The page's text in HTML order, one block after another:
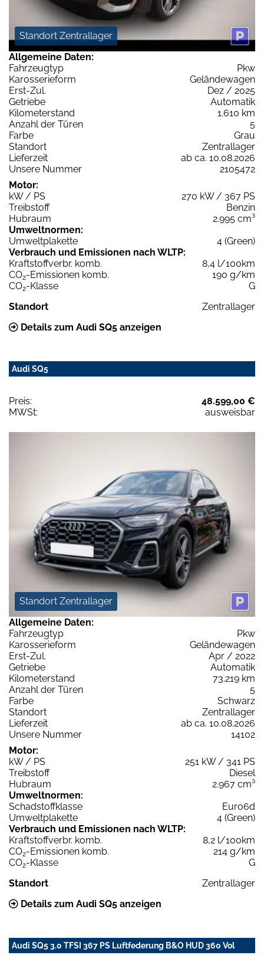
Standort Zentrallager
Allgemeine Daten:
Fahrzeugtyp
Pkw
Karosserieform
Geländewagen
Erst-Zul.
Dez / 2025
Getriebe
Automatik
Kilometerstand
1.610 km
Anzahl der Türen
5
Farbe
Grau
Standort
Zentrallager
Lieferzeit
ab ca. 10.08.2026
Unsere Nummer
2105472
Motor:
kW / PS
270 kW / 367 PS
Treibstoff
Benzin
Hubraum
2.995 cm³
Umweltnormen:
Umweltplakette
4 (Green)
Verbrauch und Emissionen nach WLTP:
Kraftstoffverbr. komb.
8,4 l/100km
CO2-Emissionen komb.
190 g/km
CO2-Klasse
G
Standort
Zentrallager
Details zum Audi SQ5 anzeigen
Audi SQ5
Preis:
48.599,00 €
MWSt:
ausweisbar
Standort Zentrallager
Allgemeine Daten:
Fahrzeugtyp
Pkw
Karosserieform
Geländewagen
Erst-Zul.
Apr / 2022
Getriebe
Automatik
Kilometerstand
73.219 km
Anzahl der Türen
5
Farbe
Schwarz
Standort
Zentrallager
Lieferzeit
ab ca. 10.08.2026
Unsere Nummer
14102
Motor:
kW / PS
251 kW / 341 PS
Treibstoff
Diesel
Hubraum
2.967 cm³
Umweltnormen:
Schadstoffklasse
Euro6d
Umweltplakette
4 (Green)
Verbrauch und Emissionen nach WLTP:
Kraftstoffverbr. komb.
8,2 l/100km
CO2-Emissionen komb.
214 g/km
CO2-Klasse
G
Standort
Zentrallager
Details zum Audi SQ5 anzeigen
Audi SQ5 3.0 TFSI 367 PS Luftfederung B&O HUD 360 Vol